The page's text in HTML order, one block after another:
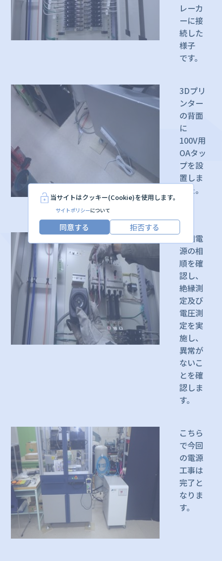
当サイトはクッキー(Cookie)を使用します。
サイトポリシーについて
同意する 拒否する
レーカ
ーに接
続した
様子
です。
3Dプリ
ンター
の背面
に
100V用
OAタッ
プを設
置しま
した。
三相電
源の相
順を確
認し、
絶縁測
定及び
電圧測
定を実
施し、
異常が
ないこ
とを確
認しま
す。
こちら
で今回
の電源
工事は
完了と
なりま
す。